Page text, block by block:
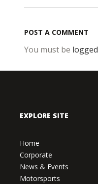
POST A COMMENT
You must be
EXPLORE SITE
Home
Corporate
News & Events
Motorsports